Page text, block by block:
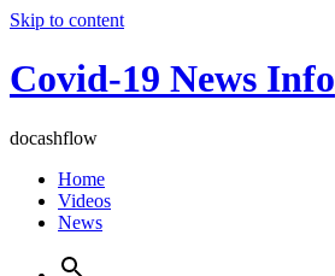
Skip to content
Covid-19 News Info
docashflow
Home
Videos
News